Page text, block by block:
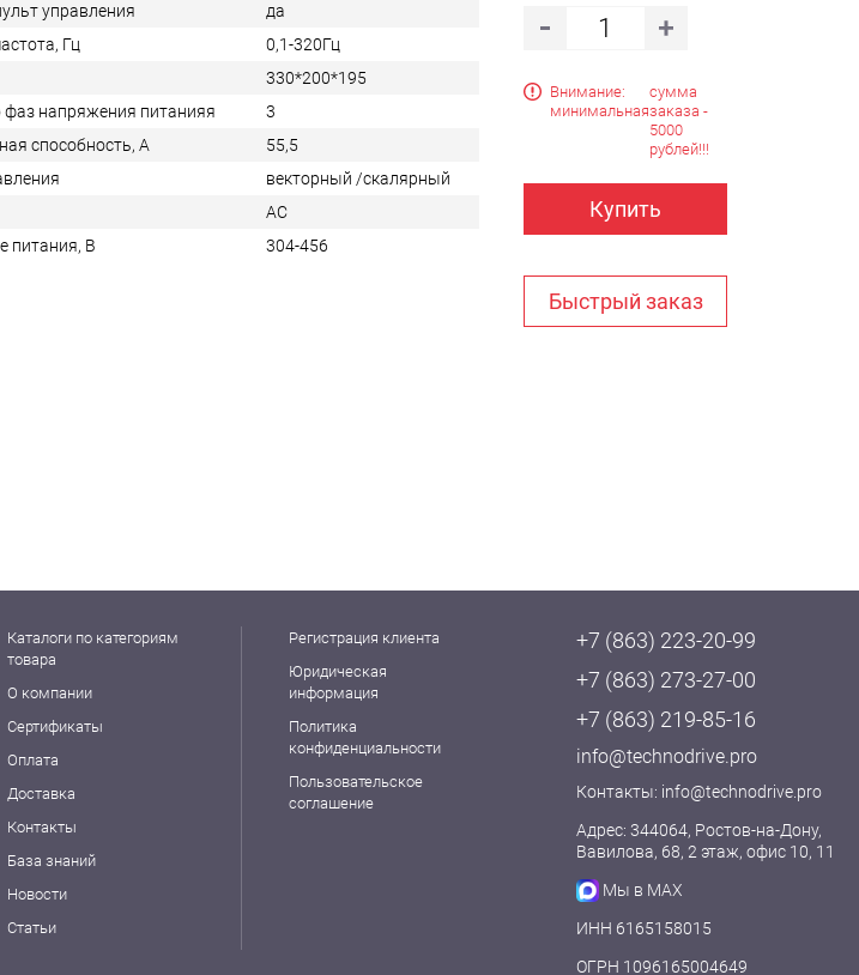
Внимание:
минимальная
сумма
заказа -
5000
рублей!!!
Купить
Быстрый заказ
управления
да
Гц
0,1-320Гц
330*200*195
фаз напряжения питанияя
3
способность, А
55,5
векторный /скалярный
AC
питания, В
304-456
Каталоги по категориям
товара
О компании
Сертификаты
Оплата
Доставка
Контакты
База знаний
Новости
Статьи
Регистрация клиента
Юридическая
информация
Политика
конфиденциальности
Пользовательское
соглашение
+7 (863) 223-20-99
+7 (863) 273-27-00
+7 (863) 219-85-16
info@technodrive.pro
Контакты: info@technodrive.pro
Адрес: 344064, Ростов-на-Дону,
Вавилова, 68, 2 этаж, офис 10, 11
Мы в MAX
ИНН 6165158015
ОГРН 1096165004649